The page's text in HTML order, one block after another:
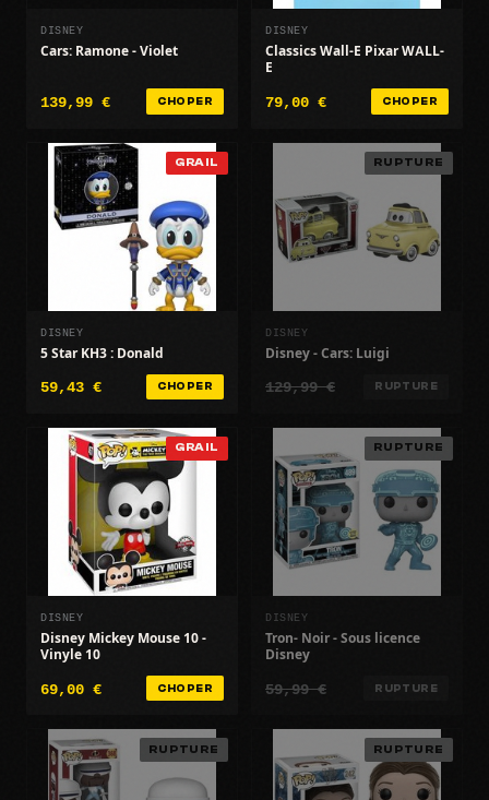
DISNEY
Cars: Ramone - Violet
139,99 € CHOPER
DISNEY
Classics Wall-E Pixar WALL-
E
79,00 € CHOPER
GRAIL
DISNEY
5 Star KH3 : Donald
59,43 € CHOPER
RUPTURE
DISNEY
Disney - Cars: Luigi
129,99 € RUPTURE
GRAIL
DISNEY
Disney Mickey Mouse 10 -
Vinyle 10
69,00 € CHOPER
RUPTURE
DISNEY
Tron- Noir - Sous licence
Disney
59,99 € RUPTURE
RUPTURE RUPTURE